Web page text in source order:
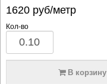
1620руб/метр
Кол-во
В корзину